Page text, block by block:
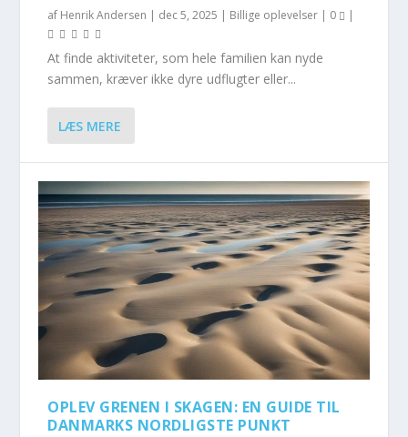
af Henrik Andersen | dec 5, 2025 | Billige oplevelser | 0 |
At finde aktiviteter, som hele familien kan nyde
sammen, kræver ikke dyre udflugter eller...
LÆS MERE
OPLEV GRENEN I SKAGEN: EN GUIDE TIL
DANMARKS NORDLIGSTE PUNKT